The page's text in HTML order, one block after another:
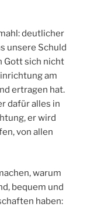
deutlicher
unsere Schuld
Gott sich nicht
am
ertragen hat.
dafür alles in
er wird
von allen
warum
bequem und
haben: